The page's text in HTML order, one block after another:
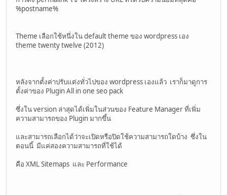
%postname%
Theme เลือกใช้หนึ่งใน default theme ของ wordpress เอง
theme twenty twelve (2012)
หลังจากตั้งค่าปรับแต่งทั่วไปของ wordpress เองแล้ว เราก็มาดูการ
ตั้งค่าของ Plugin All in one seo pack
ซึ่งใน version ล่าสุดได้เพิ่มในส่วนของ Feature Manager ที่เพิ่ม
ความสามารถของ Plugin มากขึ้น
และสามารถเลือกได้ว่าจะเปิดหรือปิดใช้ความสามารถใดบ้าง ซึ่งใน
ตอนนี้ มีแค่สองความสามารถที่ใช้ได้
คือ XML Sitemaps และ Performance